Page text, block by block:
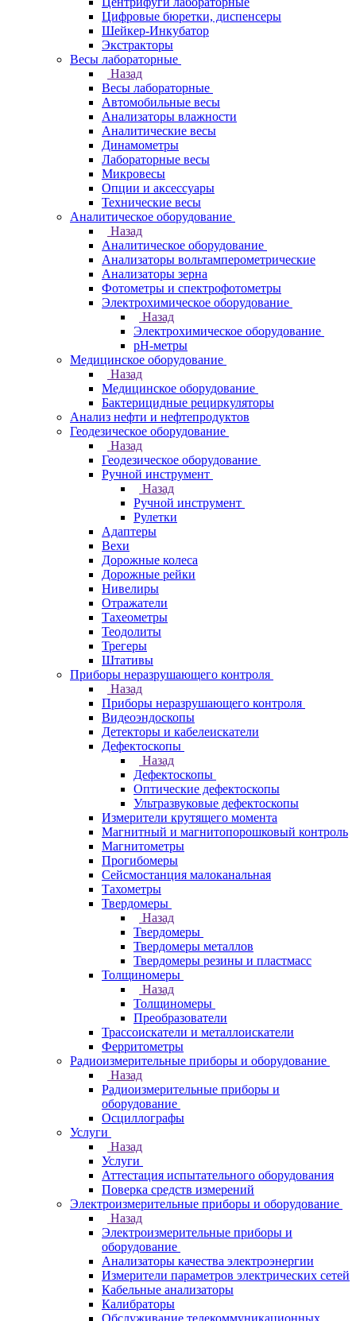
Цифровые бюретки, диспенсеры
Шейкер-Инкубатор
Экстракторы
Весы лабораторные
Назад
Весы лабораторные
Автомобильные весы
Анализаторы влажности
Аналитические весы
Динамометры
Лабораторные весы
Микровесы
Опции и аксессуары
Технические весы
Аналитическое оборудование
Назад
Аналитическое оборудование
Анализаторы вольтамперометрические
Анализаторы зерна
Фотометры и спектрофотометры
Электрохимическое оборудование
Назад
Электрохимическое оборудование
pH-метры
Медицинское оборудование
Назад
Медицинское оборудование
Бактерицидные рециркуляторы
Анализ нефти и нефтепродуктов
Геодезическое оборудование
Назад
Геодезическое оборудование
Ручной инструмент
Назад
Ручной инструмент
Рулетки
Адаптеры
Вехи
Дорожные колеса
Дорожные рейки
Нивелиры
Отражатели
Тахеометры
Теодолиты
Трегеры
Штативы
Приборы неразрушающего контроля
Назад
Приборы неразрушающего контроля
Видеоэндоскопы
Детекторы и кабелеискатели
Дефектоскопы
Назад
Дефектоскопы
Оптические дефектоскопы
Ультразвуковые дефектоскопы
Измерители крутящего момента
Магнитный и магнитопорошковый контроль
Магнитометры
Прогибомеры
Сейсмостанция малоканальная
Тахометры
Твердомеры
Назад
Твердомеры
Твердомеры металлов
Твердомеры резины и пластмасс
Толщиномеры
Назад
Толщиномеры
Преобразователи
Трассоискатели и металлоискатели
Ферритометры
Радиоизмерительные приборы и оборудование
Назад
Радиоизмерительные приборы и
оборудование
Осциллографы
Услуги
Назад
Услуги
Аттестация испытательного оборудования
Поверка средств измерений
Электроизмерительные приборы и оборудование
Назад
Электроизмерительные приборы и
оборудование
Анализаторы качества электроэнергии
Измерители параметров электрических сетей
Кабельные анализаторы
Калибраторы
Обслуживание телекоммуникационных